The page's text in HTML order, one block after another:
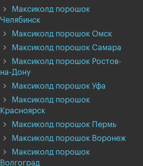
Максиколд порошок
Челябинск
Максиколд порошок Омск
Максиколд порошок Самара
Максиколд порошок Ростов-
на-Дону
Максиколд порошок Уфа
Максиколд порошок
Красноярск
Максиколд порошок Пермь
Максиколд порошок Воронеж
Максиколд порошок
Волгоград